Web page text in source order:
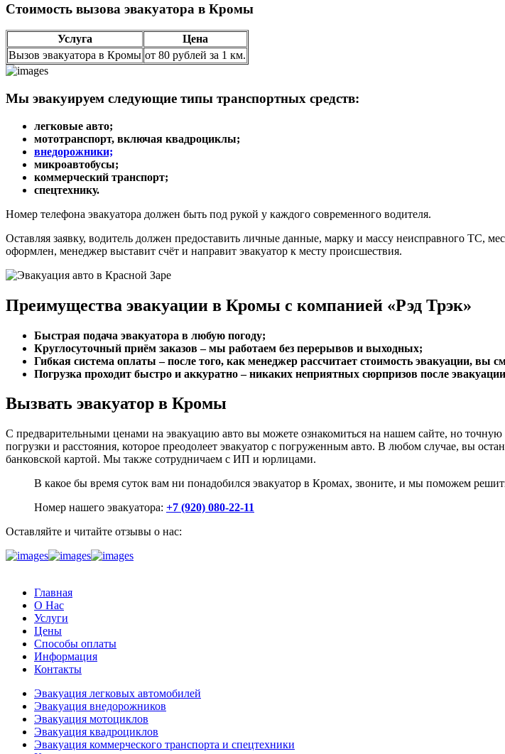
Стоимость вызова эвакуатора в Кромы
Услуга
Цена
Вызов эвакуатора в Кромы от 80 рублей за 1 км.
Мы эвакуируем следующие типы транспортных средств:
легковые авто;
мототранспорт, включая квадроциклы;
внедорожники;
микроавтобусы;
коммерческий транспорт;
спецтехнику.
Номер телефона эвакуатора должен быть под рукой у каждого современного водителя.
Оставляя заявку, водитель должен предоставить личные данные, марку и массу неисправного ТС,
оформлен, менеджер выставит счёт и направит эвакуатор к месту происшествия.
Преимущества эвакуации в Кромы с компанией «Рэд Трэк»
Быстрая подача эвакуатора в любую погоду;
Круглосуточный приём заказов – мы работаем без перерывов и выходных;
Гибкая система оплаты – после того, как менеджер рассчитает стоимость эвакуации,
Погрузка проходит быстро и аккуратно – никаких неприятных сюрпризов после
Вызвать эвакуатор в Кромы
С предварительными ценами на эвакуацию авто вы можете ознакомиться на нашем сайте, но
погрузки и расстояния, которое преодолеет эвакуатор с погруженным авто. В любом случае, вы
банковской картой. Мы также сотрудничаем с ИП и юрлицами.
В какое бы время суток вам ни понадобился эвакуатор в Кромах, звоните, и мы поможем
Номер нашего эвакуатора: +7 (920) 080-22-11
Оставляйте и читайте отзывы о нас:
Главная
О Нас
Услуги
Цены
Способы оплаты
Информация
Контакты
Эвакуация легковых автомобилей
Эвакуация внедорожников
Эвакуация мотоциклов
Эвакуация квадроциклов
Эвакуация коммерческого транспорта и спецтехники